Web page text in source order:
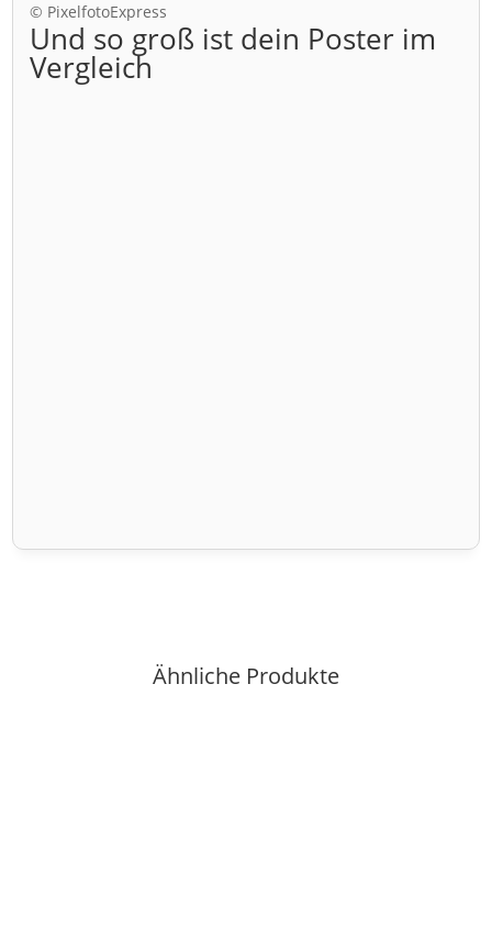
© PixelfotoExpress
Und so groß ist dein Poster im
Vergleich
Ähnliche Produkte